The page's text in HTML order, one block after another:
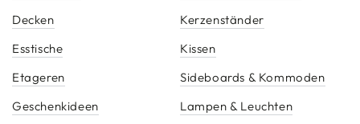
Decken
Esstische
Etageren
Geschenkideen
Kerzenständer
Kissen
Sideboards & Kommoden
Lampen & Leuchten